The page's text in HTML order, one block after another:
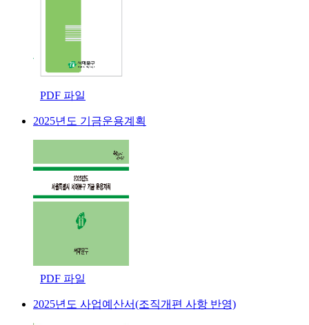
PDF 파일
2025년도 기금운용계획
PDF 파일
2025년도 사업예산서(조직개편 사항 반영)